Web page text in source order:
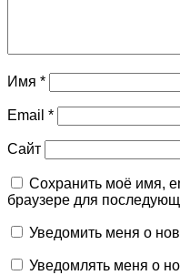
Имя *
Email *
Сайт
Сохранить моё имя,
браузере для
Уведомить меня о
Уведомлять меня о